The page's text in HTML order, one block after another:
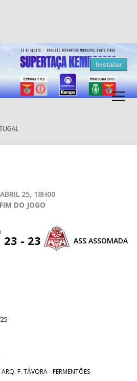
Andebol
de Portugal
na Play Store
Instalar
25, 18H00
FIM DO JOGO
23 - 23 ASS ASSOMADA
F. TÁVORA - FERMENTÕES